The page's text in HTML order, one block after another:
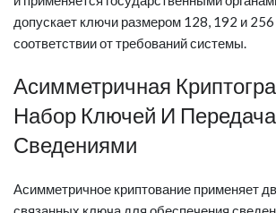
допускает ключи размером 128, 192 и
соответствии от требований системы.
Асимметричная
Набор Ключей И Передача
Сведениями
Асимметричное криптование применяет